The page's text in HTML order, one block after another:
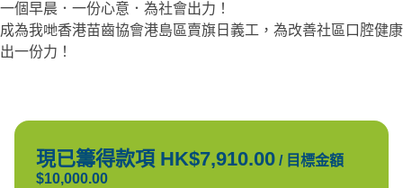
一個早晨．一份心意．為社會出力！
成為我哋香港苗齒協會港島區賣旗日義工，為改善社區口腔健康
出一份力！
現已籌得款項 HK$7,910.00 / 目標金額
$10,000.00